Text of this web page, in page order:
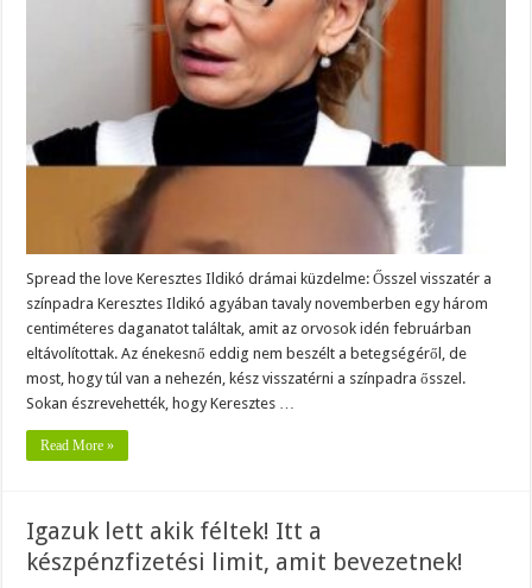
találtak
Keresztes
Ildikó
szervezetében
Spread the love Keresztes Ildikó drámai küzdelme: Ősszel visszatér a
színpadra Keresztes Ildikó agyában tavaly novemberben egy három
centiméteres daganatot találtak, amit az orvosok idén februárban
eltávolítottak. Az énekesnő eddig nem beszélt a betegségéről, de
most, hogy túl van a nehezén, kész visszatérni a színpadra ősszel.
Sokan észrevehették, hogy Keresztes …
Read More »
Igazuk lett akik féltek! Itt a
készpénzfizetési limit, amit bevezetnek!